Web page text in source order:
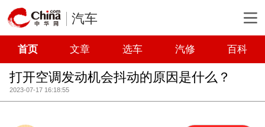
汽车
首页 文章 选车 汽修 百科
打开空调发动机会抖动的原因是什么？
2023-07-17 16:18:55